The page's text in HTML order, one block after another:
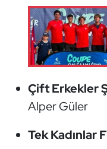
Çift Erkekler
Alper Güler
Tek Kadınlar
Kürek
Masa Tenisi
Motor Sporları
Muay Thai